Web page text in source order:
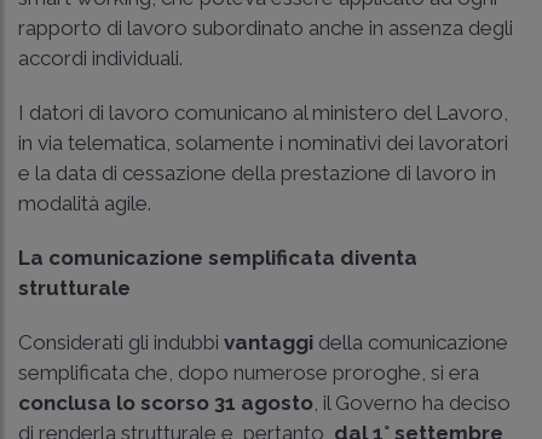
rapporto di lavoro subordinato anche in assenza degli
accordi individuali.
I datori di lavoro comunicano al ministero del Lavoro,
in via telematica, solamente i nominativi dei lavoratori
e la data di cessazione della prestazione di lavoro in
modalità agile.
La comunicazione semplificata diventa
strutturale
Considerati gli indubbi vantaggi della comunicazione
semplificata che, dopo numerose proroghe, si era
conclusa lo scorso 31 agosto , il Governo ha deciso
di renderla strutturale e, pertanto, dal 1° settembre